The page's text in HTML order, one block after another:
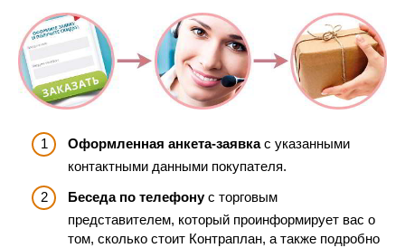
Оформленная анкета-заявкас указанными
контактными данными покупателя.
Беседа по телефонус торговым
представителем, который проинформирует вас о
том, сколько стоит Контраплан, а также подробно